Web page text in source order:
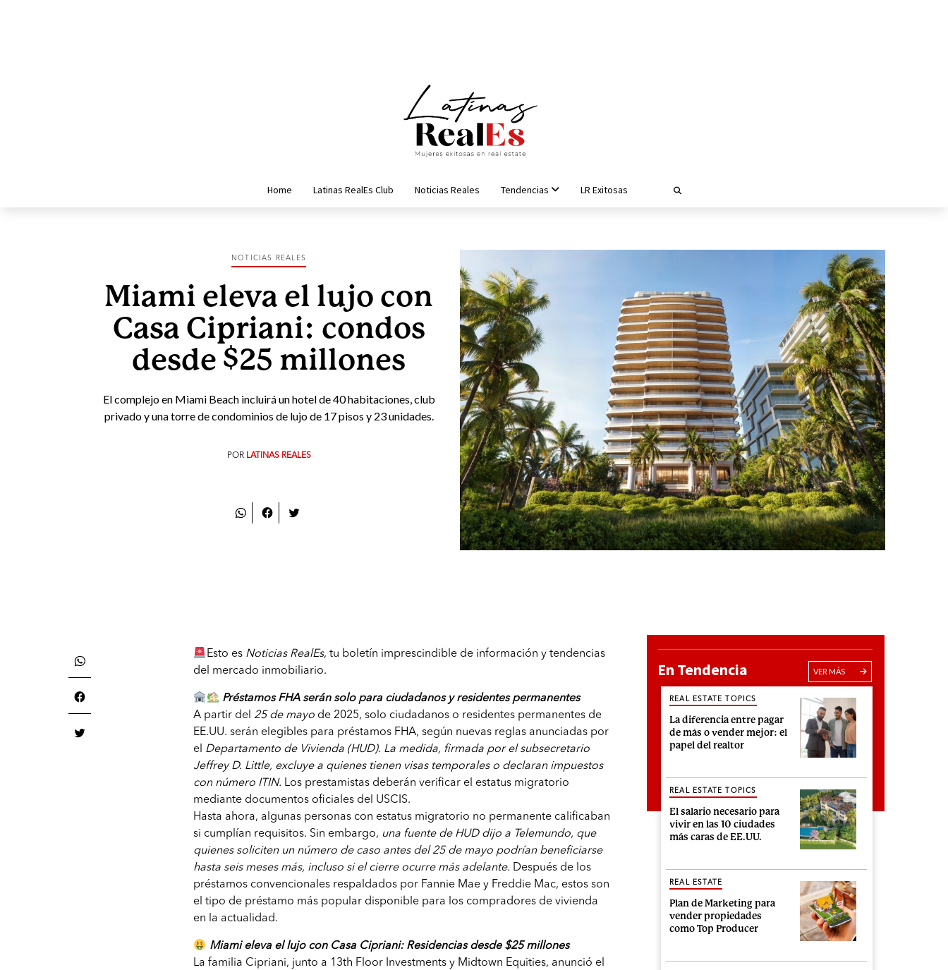
Home Latinas RealEs Club Noticias Reales Tendencias LR Exitosas
NOTICIAS REALES
Miami eleva el lujo con
Casa Cipriani: condos
desde $25 millones
El complejo en Miami Beach incluirá un hotel de 40 habitaciones, club
privado y una torre de condominios de lujo de 17 pisos y 23 unidades.
POR LATINAS REALES
Esto es Noticias RealEs, tu boletín imprescindible de información y tendencias
del mercado inmobiliario.
Préstamos FHA serán solo para ciudadanos y residentes permanentes
A partir del 25 de mayo de 2025, solo ciudadanos o residentes permanentes de
EE.UU. serán elegibles para préstamos FHA, según nuevas reglas anunciadas por
el Departamento de Vivienda (HUD). La medida, firmada por el subsecretario
Jeffrey D. Little, excluye a quienes tienen visas temporales o declaran impuestos
con número ITIN. Los prestamistas deberán verificar el estatus migratorio
mediante documentos oficiales del USCIS.
Hasta ahora, algunas personas con estatus migratorio no permanente calificaban
si cumplían requisitos. Sin embargo, una fuente de HUD dijo a Telemundo, que
quienes soliciten un número de caso antes del 25 de mayo podrían beneficiarse
hasta seis meses más, incluso si el cierre ocurre más adelante. Después de los
préstamos convencionales respaldados por Fannie Mae y Freddie Mac, estos son
el tipo de préstamo más popular disponible para los compradores de vivienda
en la actualidad.
Miami eleva el lujo con Casa Cipriani: Residencias desde $25 millones
La familia Cipriani, junto a 13th Floor Investments y Midtown Equities, anunció el
En Tendencia VER MÁS
La diferencia entre pagar
de más o vender mejor: el
papel del realtor
REAL ESTATE TOPICS
El salario necesario para
vivir en las 10 ciudades
más caras de EE.UU.
REAL ESTATE TOPICS
Plan de Marketing para
vender propiedades
como Top Producer
REAL ESTATE